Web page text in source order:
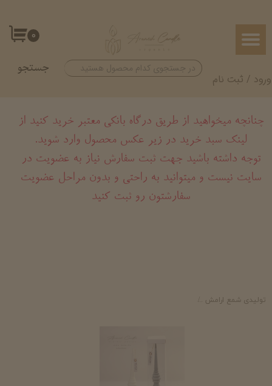
۰
ورود / ثبت نام
حساب کاربری من
تغییر گذر واژه
جستجو
تولیدی شمع ارامش
چنانچه میخواهید از طریق درگاه بانکی معتبر خرید کنید از
لینک سبد خرید در زیر عکس محصول وارد شوید.
​​​​​​​توجه داشته باشید جهت ثبت سفارش نیاز به عضویت در
سایت نیست و میتوانید به راحتی و بدون مراحل عضویت
سفارشتون رو ثبت کنید